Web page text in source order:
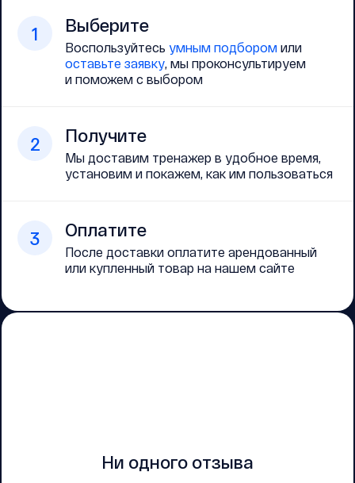
1 Выберите
Воспользуйтесь умным подбором или
оставьте заявку, мы проконсультируем
и поможем с выбором
2 Получите
Мы доставим тренажер в удобное время,
установим и покажем, как им пользоваться
3 Оплатите
После доставки оплатите арендованный
или купленный товар на нашем сайте
Ни одного отзыва